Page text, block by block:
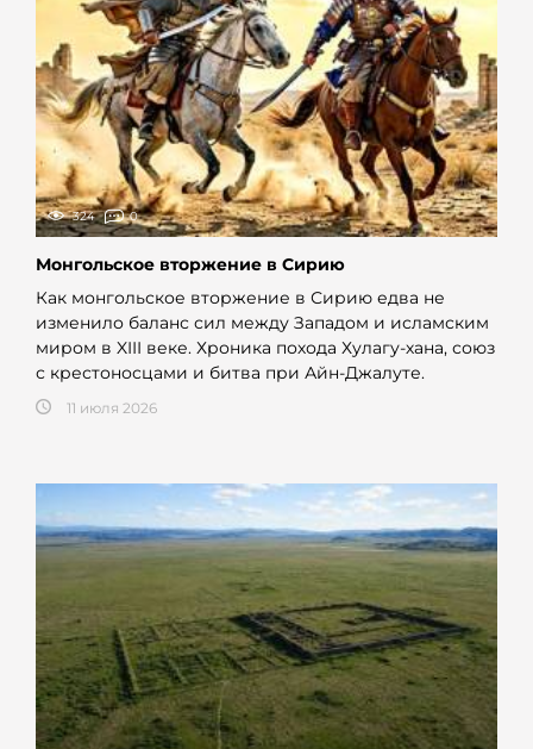
324 0
Монгольское вторжение в Сирию
Как монгольское вторжение в Сирию едва не
изменило баланс сил между Западом и исламским
миром в XIII веке. Хроника похода Хулагу-хана, союз
с крестоносцами и битва при Айн-Джалуте.
11 июля 2026